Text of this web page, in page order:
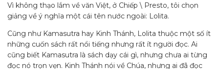
Vì không thạo lắm về văn Việt, ở Chiếp \ Presto, tôi chọn
giảng về ý nghĩa một cái tên nước ngoài: Lolita.
Cũng như Kamasutra hay Kinh Thánh, Lolita thuộc một số ít
những cuốn sách rất nổi tiếng nhưng rất ít người đọc. Ai
cũng biết Kamasutra là sách dạy cái gì, nhưng chưa ai từng
đọc nó trọn vẹn. Kinh Thánh nói về Chúa, nhưng ai đã đọc